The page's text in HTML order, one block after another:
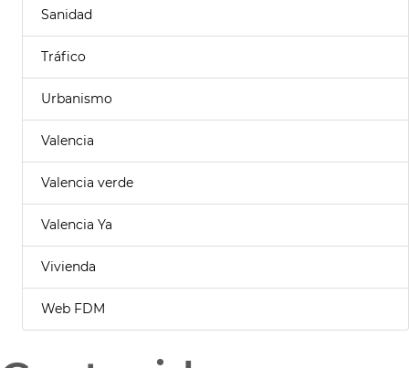
Sanidad
Tráfico
Urbanismo
Valencia
Valencia verde
Valencia Ya
Vivienda
Web FDM